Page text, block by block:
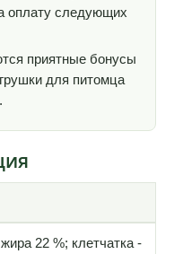
оплату следующих
приятные бонусы
для питомца
22 %; клетчатка -